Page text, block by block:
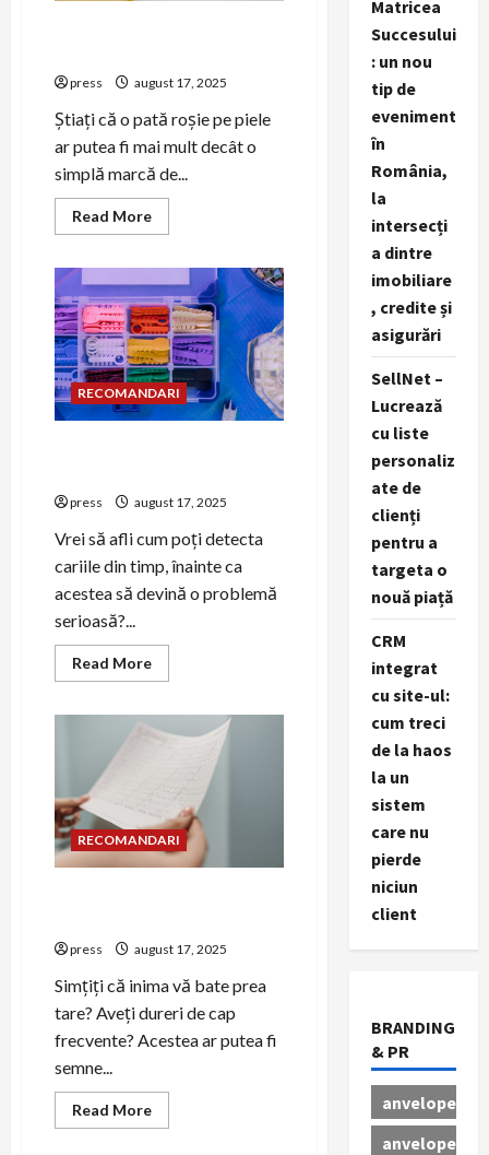
press august 17, 2025
Știați că o pată roșie pe piele
ar putea fi mai mult decât o
simplă marcă de...
Read MoreRead
more
Weber
și
anomaliile
vasculare
RECOMANDARI
press august 17, 2025
Vrei să afli cum poți detecta
cariile din timp, înainte ca
acestea să devină o problemă
serioasă?...
Read MoreRead
more
detectarea
timpurii
RECOMANDARI
press august 17, 2025
Simțiți că inima vă bate prea
tare? Aveți dureri de cap
frecvente? Acestea ar putea fi
semne...
Read MoreRead
more
Matricea
Succesului
: un nou
tip de
eveniment
în
România,
la
intersecți
a dintre
imobiliare
, credite și
asigurări
SellNet –
Lucrează
cu liste
personaliz
ate de
clienți
pentru a
targeta o
nouă piață
CRM
integrat
cu site-ul:
cum treci
de la haos
la un
sistem
care nu
pierde
niciun
client
BRANDING
& PR
anvelope
anvelope